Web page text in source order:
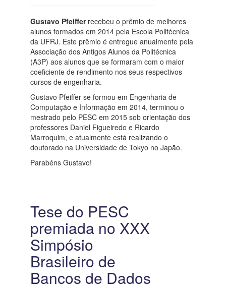
Gustavo Pfeifferrecebeu o prêmio de melhores
alunos formados em 2014 pela Escola Politécnica
da UFRJ. Este prêmio é entregue anualmente pela
Associação dos Antigos Alunos da Politécnica
(A3P) aos alunos que se formaram com o maior
coeficiente de rendimento nos seus respectivos
cursos de engenharia.
Gustavo Pfeiffer se formou em Engenharia de
Computação e Informação em 2014, terminou o
mestrado pelo PESC em 2015 sob orientação dos
professores Daniel Figueiredo e Ricardo
Marroquim, e atualmente está realizando o
doutorado na Universidade de Tokyo no Japão.
Parabéns Gustavo!
Tese do PESC
premiada no XXX
Simpósio
Brasileiro de
Bancos de Dados